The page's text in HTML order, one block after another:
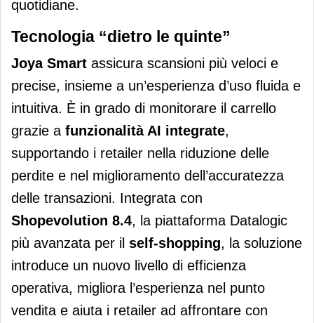
quotidiane.
Tecnologia “dietro le quinte”
Joya Smart assicura scansioni più veloci e
precise, insieme a un’esperienza d’uso fluida e
intuitiva. È in grado di monitorare il carrello
grazie a funzionalità AI integrate,
supportando i retailer nella riduzione delle
perdite e nel miglioramento dell’accuratezza
delle transazioni. Integrata con
Shopevolution 8.4, la piattaforma Datalogic
più avanzata per il self-shopping, la soluzione
introduce un nuovo livello di efficienza
operativa, migliora l’esperienza nel punto
vendita e aiuta i retailer ad affrontare con